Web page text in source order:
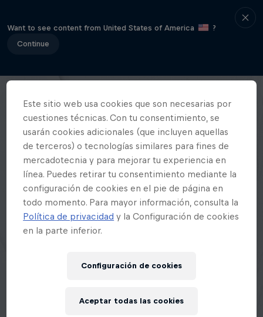
Want to see content from United States of America
?
Continue
Este sitio web usa cookies que son necesarias por
cuestiones técnicas. Con tu consentimiento, se
usarán cookies adicionales (que incluyen aquellas
de terceros) o tecnologías similares para fines de
mercadotecnia y para mejorar tu experiencia en
línea. Puedes retirar tu consentimiento mediante la
configuración de cookies en el pie de página en
todo momento. Para mayor información, consulta la
Política de privacidad y la Configuración de cookies
en la parte inferior.
Configuración de cookies
Aceptar todas las cookies